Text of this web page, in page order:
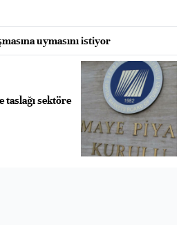
uymasını istiyor
taslağı sektöre